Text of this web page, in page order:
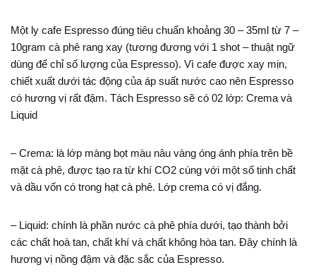
Một ly cafe Espresso đúng tiêu chuẩn khoảng 30 – 35ml từ 7 –
10gram cà phê rang xay (tương đương với 1 shot – thuật ngữ
dùng để chỉ số lượng của Espresso). Vì cafe được xay mịn,
chiết xuất dưới tác động của áp suất nước cao nên Espresso
có hương vị rất đậm. Tách Espresso sẽ có 02 lớp: Crema và
Liquid
– Crema: là lớp màng bọt màu nâu vàng óng ánh phía trên bề
mặt cà phê, được tạo ra từ khí CO2 cùng với một số tinh chất
và dầu vốn có trong hạt cà phê. Lớp crema có vị đắng.
– Liquid: chính là phần nước cà phê phía dưới, tạo thành bởi
các chất hoà tan, chất khí và chất không hòa tan. Đây chính là
hương vị nồng đậm và đặc sắc của Espresso.